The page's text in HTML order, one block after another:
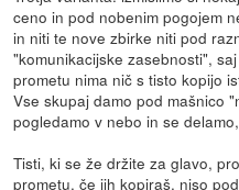
ceno in pod nobenim pogojem
in niti te nove zbirke niti pod
"komunikacijske zasebnosti",
prometu nima nič s tisto kopijo
Vse skupaj damo pod mašnico
pogledamo v nebo in se
Tisti, ki se že držite za glavo,
prometu, če jih kopiraš, niso